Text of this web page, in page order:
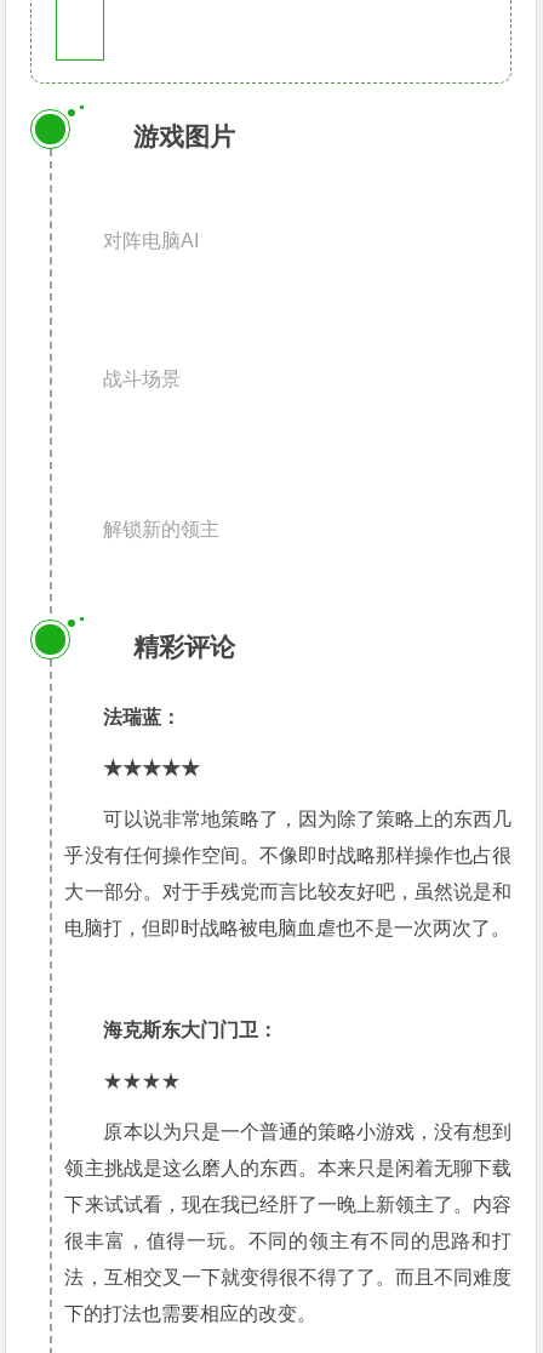
游戏图片
对阵电脑AI
战斗场景
解锁新的领主
精彩评论
法瑞蓝：
★★★★★
可以说非常地策略了，因为除了策略上的东西几
乎没有任何操作空间。不像即时战略那样操作也占很
大一部分。对于手残党而言比较友好吧，虽然说是和
电脑打，但即时战略被电脑血虐也不是一次两次了。
海克斯东大门门卫：
★★★★
原本以为只是一个普通的策略小游戏，没有想到
领主挑战是这么磨人的东西。本来只是闲着无聊下载
下来试试看，现在我已经肝了一晚上新领主了。内容
很丰富，值得一玩。不同的领主有不同的思路和打
法，互相交叉一下就变得很不得了了。而且不同难度
下的打法也需要相应的改变。